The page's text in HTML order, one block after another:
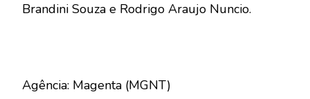
Brandini Souza e Rodrigo Araujo Nuncio.
Agência: Magenta (MGNT)